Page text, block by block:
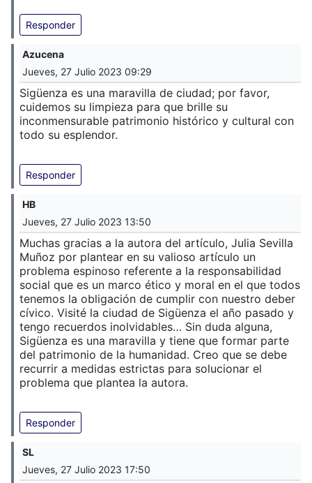
Responder
Azucena
Jueves, 27 Julio 2023 09:29
Sigüenza es una maravilla de ciudad; por favor,
cuidemos su limpieza para que brille su
inconmensurable patrimonio histórico y cultural con
todo su esplendor.
Responder
HB
Jueves, 27 Julio 2023 13:50
Muchas gracias a la autora del artículo, Julia Sevilla
Muñoz por plantear en su valioso artículo un
problema espinoso referente a la responsabilidad
social que es un marco ético y moral en el que todos
tenemos la obligación de cumplir con nuestro deber
cívico. Visité la ciudad de Sigüenza el año pasado y
tengo recuerdos inolvidables… Sin duda alguna,
Sigüenza es una maravilla y tiene que formar parte
del patrimonio de la humanidad. Creo que se debe
recurrir a medidas estrictas para solucionar el
problema que plantea la autora.
Responder
SL
Jueves, 27 Julio 2023 17:50